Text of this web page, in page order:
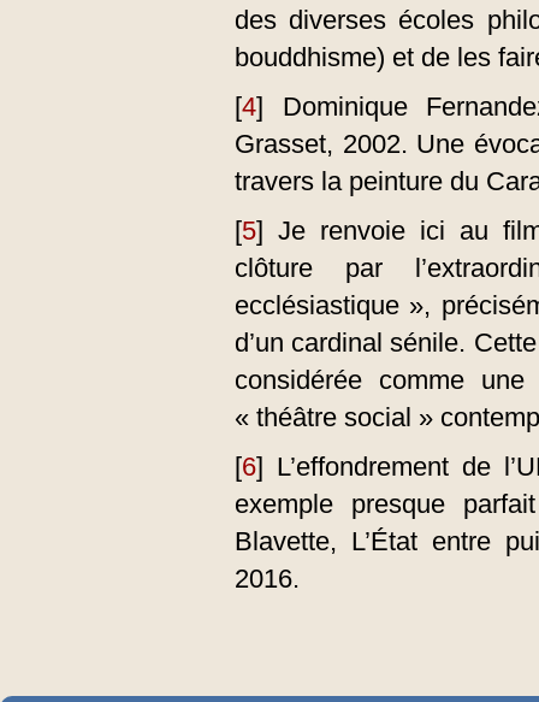
des diverses écoles
bouddhisme) et de les
[4] Dominique
Grasset, 2002. Une
travers la peinture du
[5] Je renvoie ici au
clôture par
ecclésiastique »,
d’un cardinal sénile.
considérée comme
« théâtre social »
[6] L’effondrement de
exemple presque
Blavette, L’État entre
2016.